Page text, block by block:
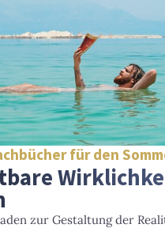
für den
zur Gestaltung der